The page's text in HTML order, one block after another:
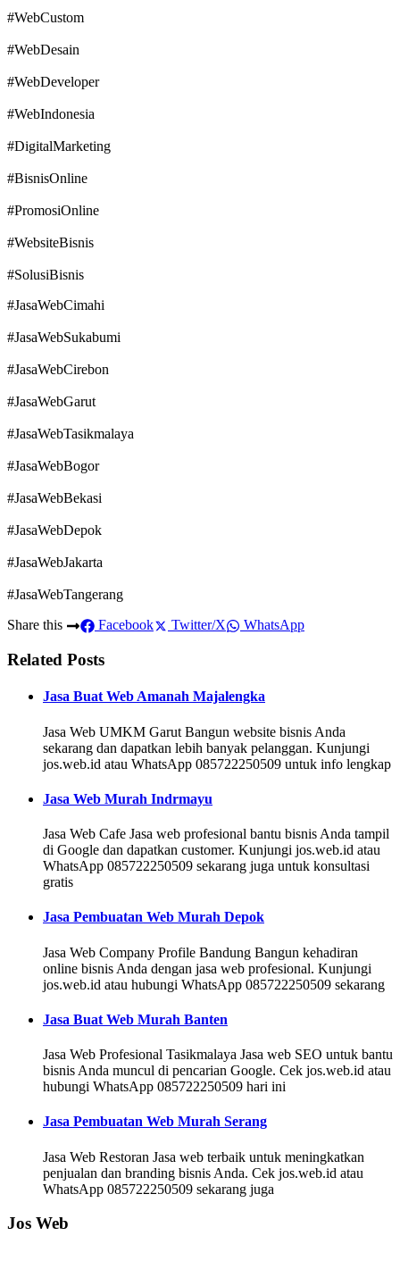
#WebCustom
#WebDesain
#WebDeveloper
#WebIndonesia
#DigitalMarketing
#BisnisOnline
#PromosiOnline
#WebsiteBisnis
#SolusiBisnis
#JasaWebCimahi
#JasaWebSukabumi
#JasaWebCirebon
#JasaWebGarut
#JasaWebTasikmalaya
#JasaWebBogor
#JasaWebBekasi
#JasaWebDepok
#JasaWebJakarta
#JasaWebTangerang
Share this
Facebook Twitter/X WhatsApp
Related Posts
Jasa Buat Web Amanah Majalengka
Jasa Web UMKM Garut Bangun website bisnis Anda
sekarang dan dapatkan lebih banyak pelanggan. Kunjungi
jos.web.id atau WhatsApp 085722250509 untuk info lengkap
Jasa Web Murah Indrmayu
Jasa Web Cafe Jasa web profesional bantu bisnis Anda tampil
di Google dan dapatkan customer. Kunjungi jos.web.id atau
WhatsApp 085722250509 sekarang juga untuk konsultasi
gratis
Jasa Pembuatan Web Murah Depok
Jasa Web Company Profile Bandung Bangun kehadiran
online bisnis Anda dengan jasa web profesional. Kunjungi
jos.web.id atau hubungi WhatsApp 085722250509 sekarang
Jasa Buat Web Murah Banten
Jasa Web Profesional Tasikmalaya Jasa web SEO untuk bantu
bisnis Anda muncul di pencarian Google. Cek jos.web.id atau
hubungi WhatsApp 085722250509 hari ini
Jasa Pembuatan Web Murah Serang
Jasa Web Restoran Jasa web terbaik untuk meningkatkan
penjualan dan branding bisnis Anda. Cek jos.web.id atau
WhatsApp 085722250509 sekarang juga
Jos Web